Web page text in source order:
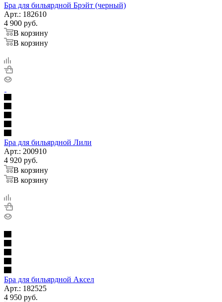
Бра для бильярдной Брэйт (черный)
Арт.: 182610
4 900 руб.
В корзину
В корзину
Бра для бильярдной Лили
Арт.: 200910
4 920 руб.
В корзину
В корзину
Бра для бильярдной Аксел
Арт.: 182525
4 950 руб.